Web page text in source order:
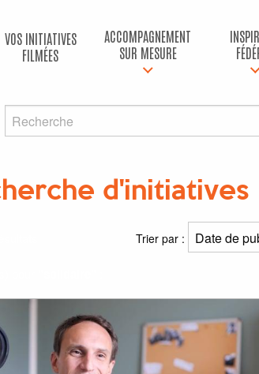
VOS INITIATIVES
FILMÉES
ACCOMPAGNEMENT
SUR MESURE
d'initiatives
Trier par :